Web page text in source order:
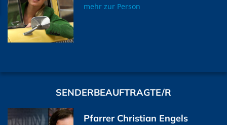
mehr zur Person
SENDERBEAUFTRAGTE/R
Pfarrer Christian Engels